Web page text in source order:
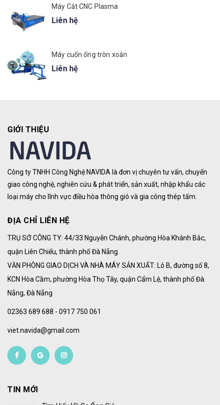
Máy Cắt CNC Plasma
Liên hệ
Máy cuốn ống tròn xoắn
Liên hệ
GIỚI THIỆU
Công ty TNHH Công Nghệ NAVIDA là đơn vị chuyên tư vấn, chuyển
giao công nghệ, nghiên cứu & phát triển, sản xuất, nhập khẩu các
loại máy cho lĩnh vực điều hòa thông gió và gia công thép tấm.
ĐỊA CHỈ LIÊN HỆ
TRỤ SỞ CÔNG TY: 44/33 Nguyễn Chánh, phường Hòa Khánh Bắc,
quận Liên Chiểu, thành phố Đà Nẵng
VĂN PHÒNG GIAO DỊCH VÀ NHÀ MÁY SẢN XUẤT: Lô B, đường số 8,
KCN Hòa Cầm, phường Hòa Thọ Tây, quận Cẩm Lệ, thành phố Đà
Nẵng, Đà Nẵng
02363 689 688 - 0917 750 061
viet.navida@gmail.com
TIN MỚI